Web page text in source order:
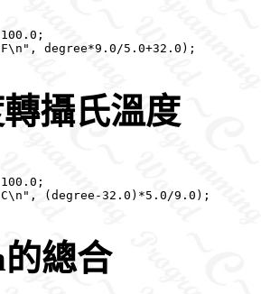
degree*9.0/5.0+32.0);
攝氏溫度
(degree-32.0)*5.0/9.0);
的總合